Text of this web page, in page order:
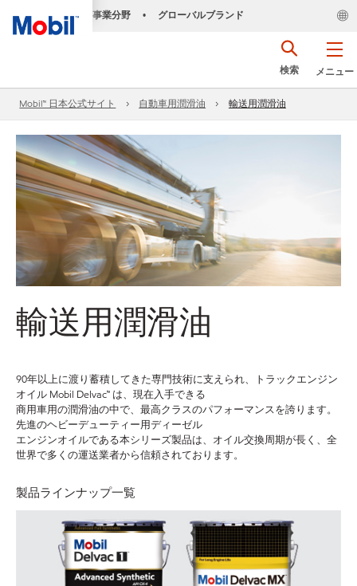
事業分野 • グローバルブランド
メニュー
検索
Mobil™ 日本公式サイト 自動車用潤滑油 輸送用潤滑油
輸送用潤滑油
90年以上に渡り蓄積してきた専門技術に支えられ、トラックエンジン
オイル Mobil Delvac™ は、現在入手できる
商用車用の潤滑油の中で、最高クラスのパフォーマンスを誇ります。
先進のヘビーデューティー用ディーゼル
エンジンオイルである本シリーズ製品は、オイル交換周期が長く、全
世界で多くの運送業者から信頼されております。
製品ラインナップ一覧